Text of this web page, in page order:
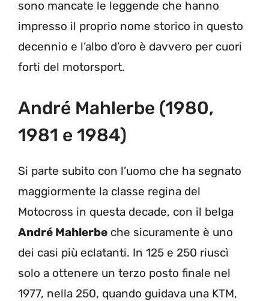
sono mancate le leggende che hanno
impresso il proprio nome storico in questo
decennio e l’albo d’oro è davvero per cuori
forti del motorsport.
André Mahlerbe (1980,
1981 e 1984)
Si parte subito con l’uomo che ha segnato
maggiormente la classe regina del
Motocross in questa decade, con il belga
André Mahlerbe che sicuramente è uno
dei casi più eclatanti. In 125 e 250 riuscì
solo a ottenere un terzo posto finale nel
1977, nella 250, quando guidava una KTM,